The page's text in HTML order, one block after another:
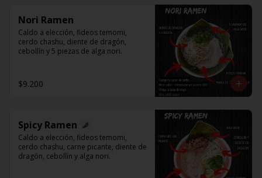
Nori Ramen
Caldo a elección, fideos temomi,
cerdo chashu, diente de dragón,
cebollín y 5 piezas de alga nori.
$9.200
Spicy Ramen
Caldo a elección, fideos temomi,
cerdo chashu, carne picante, diente de
dragón, cebollín y alga nori.